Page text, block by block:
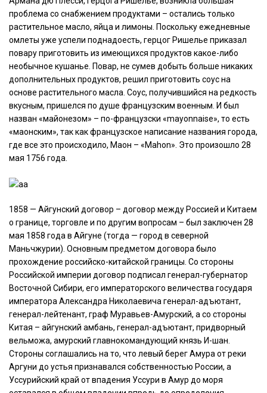
проблема со снабжением продуктами – остались только
растительное масло, яйца и лимоны. Поскольку ежедневные
омлеты уже успели поднадоесть, герцог Ришелье приказал
повару приготовить из имеющихся продуктов какое-либо
необычное кушанье. Повар, не сумев добыть больше никаких
дополнительных продуктов, решил приготовить соус на
основе растительного масла. Соус, получившийся на редкость
вкусным, пришелся по душе французским военным. И был
назван «майонезом» – по-французски «mayonnaise», то есть
«маонским», так как французское написание названия города,
где все это происходило, Маон – «Mahon». Это произошло 28
мая 1756 года.
1858 — Айгунский договор – договор между Россией и Китаем
о границе, торговле и по другим вопросам – был заключен 28
мая 1858 года в Айгуне (тогда — город в северной
Маньчжурии). Основным предметом договора было
прохождение российско-китайской границы. Со стороны
Российской империи договор подписал генерал-губернатор
Восточной Сибири, его императорского величества государя
императора Александра Николаевича генерал-адъютант,
генерал-лейтенант, граф Муравьев-Амурский, а со стороны
Китая – айгунский амбань, генерал-адъютант, придворный
вельможа, амурский главнокомандующий князь И-шан.
Стороны соглашались на то, что левый берег Амура от реки
Аргуни до устья признавался собственностью России, а
Уссурийский край от впадения Уссури в Амур до моря